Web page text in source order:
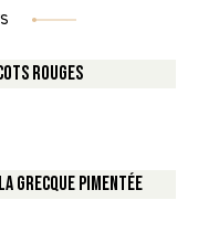
rouges
Grecque pimentée